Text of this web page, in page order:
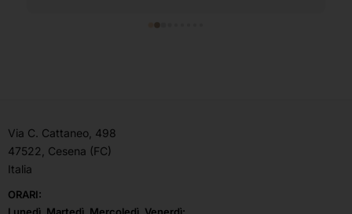
Via C. Cattaneo, 498
47522, Cesena (FC)
Italia
ORARI:
Lunedì, Martedì, Mercoledì, Venerdì: